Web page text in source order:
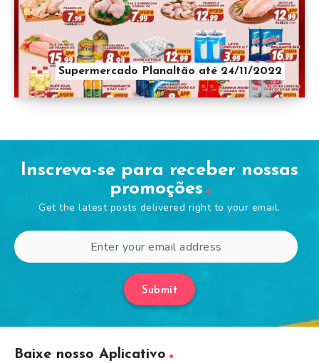
Supermercado Planaltão até 24/11/2022
Inscreva-se para receber nossas
promoções
Get the latest posts delivered right to your email.
Submit
Baixe nosso Aplicativo